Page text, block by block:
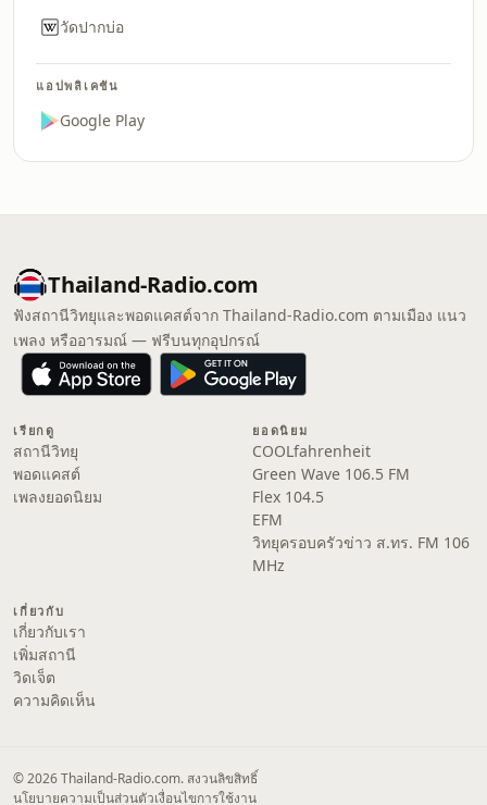
วัดปากบ่อ
แอปพลิเคชัน
Google Play
Thailand-Radio.com
ฟังสถานีวิทยุและพอดแคสต์จาก Thailand-Radio.com ตามเมือง แนว
เพลง หรืออารมณ์ — ฟรีบนทุกอุปกรณ์
เรียกดู
สถานีวิทยุ
พอดแคสต์
เพลงยอดนิยม
ยอดนิยม
COOLfahrenheit
Green Wave 106.5 FM
Flex 104.5
EFM
วิทยุครอบครัวข่าว ส.ทร. FM 106
MHz
เกี่ยวกับ
เกี่ยวกับเรา
เพิ่มสถานี
วิดเจ็ต
ความคิดเห็น
© 2026 Thailand-Radio.com. สงวนลิขสิทธิ์
นโยบายความเป็นส่วนตัวเงื่อนไขการใช้งาน